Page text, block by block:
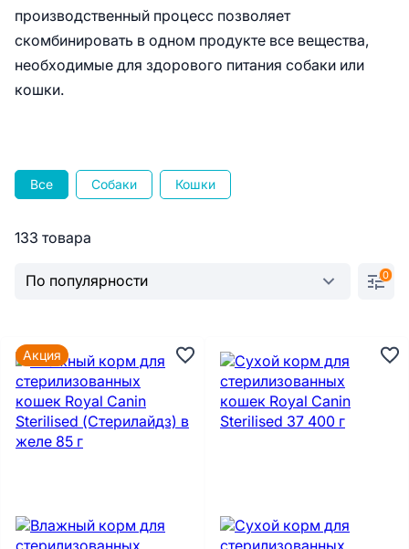
производственный процесс позволяет
скомбинировать в одном продукте все вещества,
необходимые для здорового питания собаки или
кошки.
Все Собаки Кошки
133 товара
0
Акция